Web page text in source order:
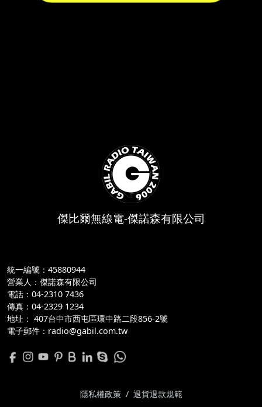
傑比爾無線電-傑諾森有限公司
統一編號：45880944
營業人：傑諾森有限公司
電話：04-2310 7436
傳真：04-2329 1234
地址： 407台中市西屯區環中路二段856-2號
電子郵件：radio@gabil.com.tw
隱私權政策/ 退貨退款規範